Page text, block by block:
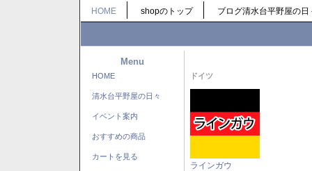
HOME shopのトップ ブログ清水台平野屋の日
Menu
HOME
清水台平野屋の日々
イベント案内
おすすめの商品
カートを見る
ドイツ
ラインガウ